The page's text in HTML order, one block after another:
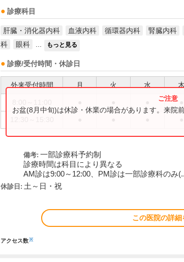
診療科目
肝臓・消化器内科 血液内科 循環器内科 腎臓内科
科
眼科 もっと見る
診療/受付時間・休診日
外来受付時間 月 火 水 木
お盆(8月中旬)は休診・休業の場合があります。来院
備考: 一部診療科予約制
診療時間は科目により異なる
AM診は9:00～12:00、PM診は一部診療科のみ
休診日: 土～日・祝
この医院の詳細
アクセス数※